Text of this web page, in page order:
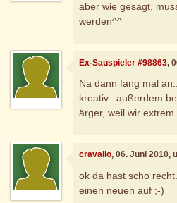
aber wie gesagt,
werden^^
Ex-Sauspieler #98863,
Na dann fang mal
kreativ...außerdem
ärger, weil wir
cravallo, 06. Juni 2010,
ok da hast scho
einen neuen auf ;-)